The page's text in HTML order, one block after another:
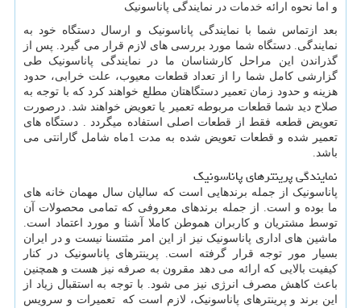
و اما نحوه ارائه خدمات در نمایندگی پاناسونیک
بعد ازتماس شما با نمایندگی پاناسونیک و ارسال دستگاه خود به
نمایندگی. دستگاه شما مورد بررسی های لازم قرار می گیرد. پس از
گذراندن این مراحل کارشناسان ما در نمایندگی پاناسونیک طی
گزارشی کامل شما را از تعداد قطعات معیوب، علت خرابی، حدود
هزینه و حدود زمان تعمیر دستگاهتان مطلع خواهند کرد که با توجه به
صلاح دید شما قطعات مربوطه تعمیر یا تعویض خواهند شد. درصورت
تعویض قطعه فقط از قطعات اصلی استفاده میگردد . دستگاه های
تعمیر شده و قطعات تعویض شده به مدت 1ماه شامل گارانتی می
باشد.
نمایندگی پرینترهای پاناسونیک
پاناسونیک از جمله برندهایی است که سالیان سال مهمان خانه های
ما بوده و است. از جمله برندهای معروفی که تمامی محصولات آن
توسط مشتریان و کاربران هموطن کاملا آشنا و مورد اعتماد است.
ماشین های اداری پاناسونیک نیز از این امر مثتسنا نیست و در ایران
بسیار مور توجه قرار گرفته است. پرینترهای پاناسونیک در کنار
کیفیت بالایی که ارائه می دهد مقرون به صرفه نیز هست و همچنین
باعث کاهش مصرف انرژی نیز می شود. با توجه به استقبال زیاد از
این برند و پرینترهای پاناسونیک، لازم است که تعمیرات و سرویس